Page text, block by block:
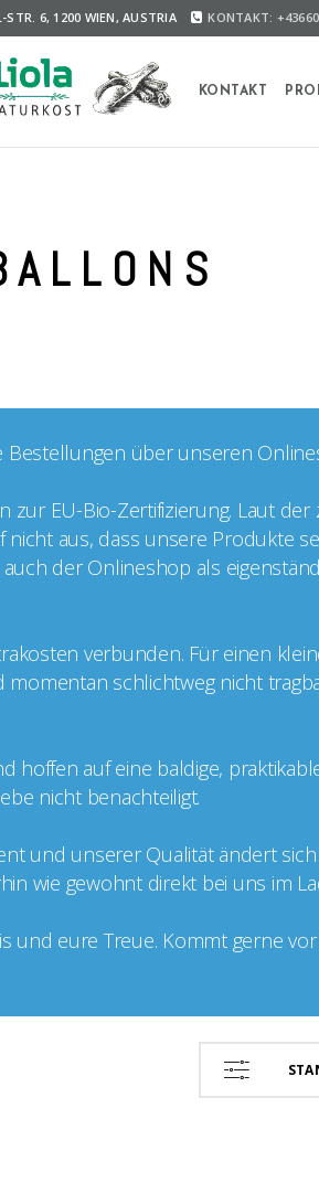
6, 1200 WIEN, AUSTRIA KONTAKT:
KONTAKT
über unseren
EU-Bio-Zertifizierung. Laut der
aus, dass unsere Produkte
der Onlineshop als
verbunden. Für einen
schlichtweg nicht
hoffen auf eine baldige,
nicht benachteiligt.
und unserer Qualität ändert
wie gewohnt direkt bei uns im
und eure Treue. Kommt gerne